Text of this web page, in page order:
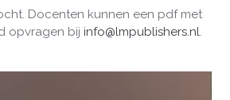
Docenten kunnen een pdf met
opvragen bij info@lmpublishers.nl.